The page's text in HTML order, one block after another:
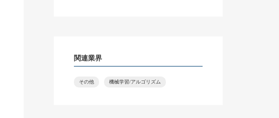
関連業界
その他 機械学習/アルゴリズム